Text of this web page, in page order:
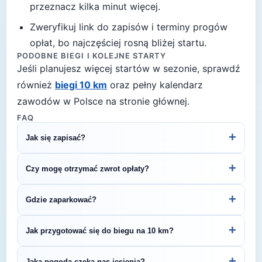
przeznacz kilka minut więcej.
Zweryfikuj link do zapisów i terminy progów
opłat, bo najczęściej rosną bliżej startu.
PODOBNE BIEGI I KOLEJNE STARTY
Jeśli planujesz więcej startów w sezonie, sprawdź
również biegi 10 km oraz pełny kalendarz
zawodów w Polsce na stronie głównej.
FAQ
Jak się zapisać? +
przejść do strony organizatora z formularzem
rejestracyjnym.
Czy mogę otrzymać zwrot opłaty? +
regulamin biegu lub skontaktuj się z
organizatorem.
Gdzie zaparkować? +
— szczegóły znajdziesz w opisie biegu lub na
stronie organizatora.
Jak przygotować się do biegu na 10 km? +